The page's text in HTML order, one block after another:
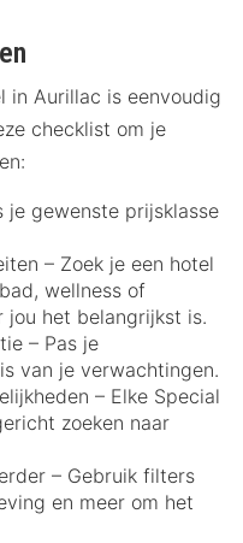
in Aurillac is eenvoudig
checklist om je
je gewenste prijsklasse
– Zoek je een hotel
wellness of
jou het belangrijkst is.
– Pas je
van je verwachtingen.
– Elke Special
zoeken naar
– Gebruik filters
en meer om het